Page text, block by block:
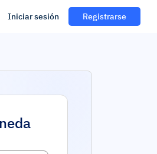
Iniciar sesión Registrarse